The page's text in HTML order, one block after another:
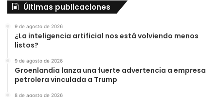
Últimas publicaciones
9 de agosto de 2026
¿La inteligencia artificial nos está volviendo menos
listos?
9 de agosto de 2026
Groenlandia lanza una fuerte advertencia a empresa
petrolera vinculada a Trump
8 de agosto de 2026